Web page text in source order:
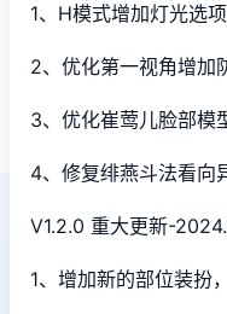
1、H模式增加灯光选
2、优化第一视角增加
3、优化崔莺儿脸部模
4、修复绯燕斗法看向
V1.2.0 重大更新-
1、增加新的部位装扮